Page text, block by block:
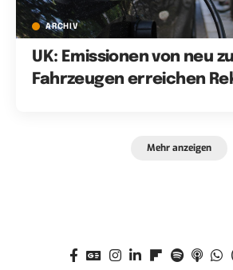
ARCHIV
UK: Emissionen von neu
Fahrzeugen erreichen
Mehr anzeigen